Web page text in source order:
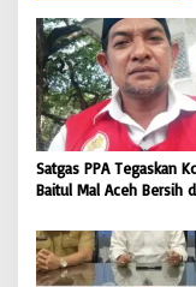
Satgas PPA Tegaskan
Baitul Mal Aceh Bersih
Masyarakat Diminta
Penyebaran Hoaks |
‘Perkara.com